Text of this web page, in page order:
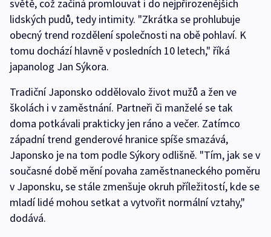
světě, což začíná promlouvat i do nejpřirozenějších
lidských pudů, tedy intimity. "Zkrátka se prohlubuje
obecný trend rozdělení společnosti na obě pohlaví. K
tomu dochází hlavně v posledních 10 letech," říká
japanolog Jan Sýkora.
Tradiční Japonsko oddělovalo život mužů a žen ve
školách i v zaměstnání. Partneři či manželé se tak
doma potkávali prakticky jen ráno a večer. Zatímco
západní trend genderové hranice spíše smazává,
Japonsko je na tom podle Sýkory odlišně. "Tím, jak se v
současné době mění povaha zaměstnaneckého poměru
v Japonsku, se stále zmenšuje okruh příležitostí, kde se
mladí lidé mohou setkat a vytvořit normální vztahy,"
dodává.